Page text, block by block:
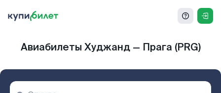
Авиабилеты Худжанд — Прага (PRG)